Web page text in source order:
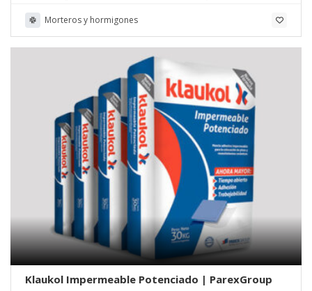
Morteros y hormigones
Klaukol Impermeable Potenciado | ParexGroup